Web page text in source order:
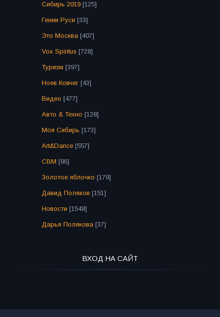
Сибирь 2019 [125]
Гении Руси [33]
Это Москва [407]
Vox Spiritus [728]
Туризм [397]
Ноев Ковчег [43]
Видео [477]
Авто & Техно [128]
Моя Сибирь [173]
Art&Dance [557]
СВМ [86]
Золотое яблочко [179]
Давид Поляков [151]
Новости [1548]
Дарья Полякова [37]
ВХОД НА САЙТ